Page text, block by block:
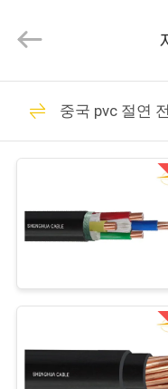
제
소
Reserved.
xlpe 절
기갑
중국 pvc 절연